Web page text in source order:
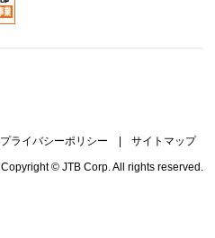
プライバシーポリシー サイトマップ
Copyright © JTB Corp. All rights reserved.